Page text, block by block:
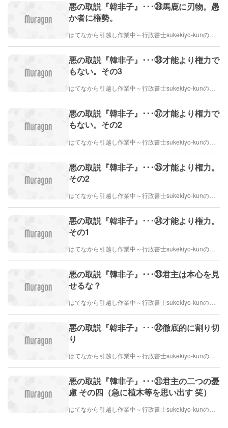
悪の取説『韓非子』･･･㊴馬鹿に刃物。愚
か者に権勢。
悪の取説『韓非子』･･･㊳才能より権力で
もない。その3
はてなから引越し作業中～行政書士sukekiyo-kunの家族法など（仮）
悪の取説『韓非子』･･･㊲才能より権力で
もない。その2
悪の取説『韓非子』･･･㉟才能より権力。
その2
悪の取説『韓非子』･･･㉞才能より権力。
その1
悪の取説『韓非子』･･･㉝君主は本心を見
せるな？
悪の取説『韓非子』･･･㉜徹底的に割り切
り
悪の取説『韓非子』･･･㉛君主の二つの憂
慮 その四（急に植木等を思い出す 笑）